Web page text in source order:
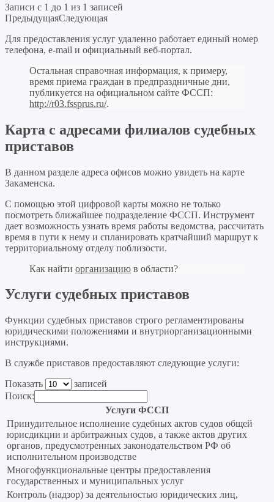
Записи с 1 до 1 из 1 записей
ПредыдущаяСледующая
Для предоставления услуг удаленно работает единый номер
телефона, e-mail и официальный веб-портал.
Остальная справочная информация, к примеру,
время приема граждан в предпраздничные дни,
публикуется на официальном сайте ФССП:
http://r03.fssprus.ru/.
Карта с адресами филиалов судебных
приставов
В данном разделе адреса офисов можно увидеть на карте
Закаменска.
С помощью этой цифровой карты можно не только
посмотреть ближайшее подразделение ФССП. Инструмент
дает возможность узнать время работы ведомства, рассчитать
время в пути к нему и спланировать кратчайший маршрут к
территориальному отделу поблизости.
Как найти организацию в области?
Услуги судебных приставов
Функции судебных приставов строго регламентированы
юридическими положениями и внутриорганизационными
инструкциями.
В службе приставов предоставляют следующие услуги:
Показать
записей
Поиск:
Услуги ФССП
Принудительное исполнение судебных актов судов общей
юрисдикции и арбитражных судов, а также актов других
органов, предусмотренных законодательством РФ об
исполнительном производстве
Многофункциональные центры предоставления
государственных и муниципальных услуг
Контроль (надзор) за деятельностью юридических лиц,